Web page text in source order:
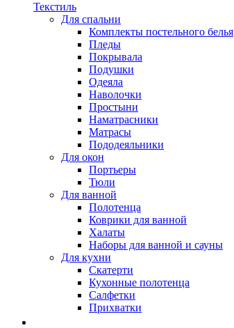
Текстиль
Для спальни
Комплекты постельного белья
Пледы
Покрывала
Подушки
Одеяла
Наволочки
Простыни
Наматрасники
Матрасы
Пододеяльники
Для окон
Портьеры
Тюли
Для ванной
Полотенца
Коврики для ванной
Халаты
Наборы для ванной и сауны
Для кухни
Скатерти
Кухонные полотенца
Салфетки
Прихватки